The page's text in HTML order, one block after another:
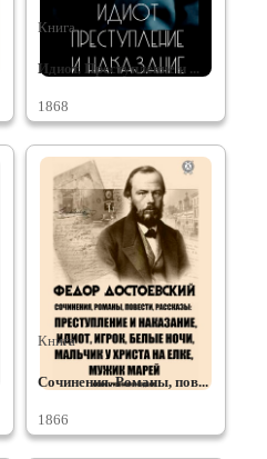
Книга
Идиот. Преступление и ...
1868
Книга
Сочинения. Романы, пов...
1866